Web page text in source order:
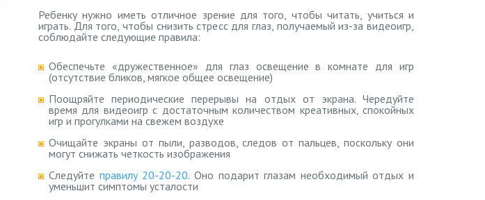
Ребенку нужно иметь отличное зрение для того, чтобы читать, учиться и
играть. Для того, чтобы снизить стресс для глаз, получаемый из-за видеоигр,
соблюдайте следующие правила:
Обеспечьте «дружественное» для глаз освещение в комнате для игр
(отсутствие бликов, мягкое общее освещение)
Поощряйте периодические перерывы на отдых от экрана. Чередуйте
время для видеоигр с достаточным количеством креативных, спокойных
игр и прогулками на свежем воздухе
Очищайте экраны от пыли, разводов, следов от пальцев, поскольку они
могут снижать четкость изображения
Следуйте правилу 20-20-20. Оно подарит глазам необходимый отдых и
уменьшит симптомы усталости